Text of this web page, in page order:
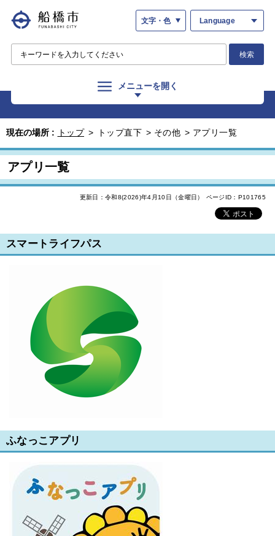
文字・色 Language
検索
メニューを開く
現在の場所 : トップ > トップ直下 > その他 > アプリ一覧
アプリ一覧
更新日：令和8(2026)年4月10日（金曜日） ページID：P101765
スマートライフパス
ふなっこアプリ